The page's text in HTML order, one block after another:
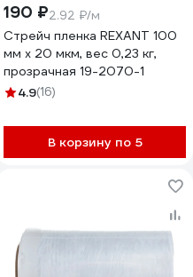
190 ₽2.92 ₽/м
Стрейч пленка REXANT 100
мм х 20 мкм, вес 0,23 кг,
прозрачная 19-2070-1
4.9(16)
В корзину по 5